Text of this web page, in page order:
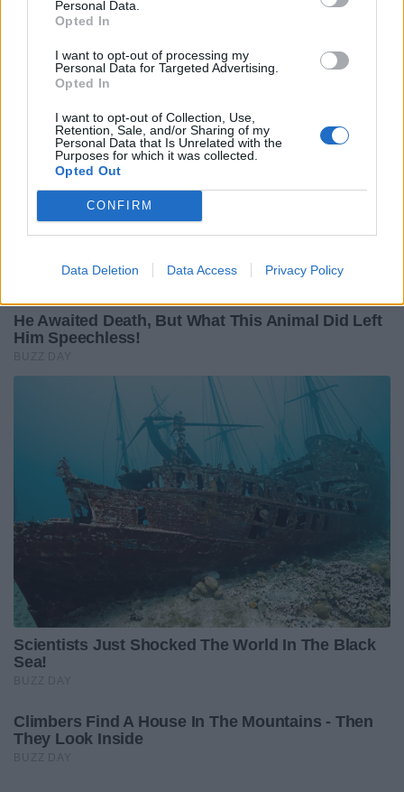
Personal Data.
Opted In
I want to opt-out of processing my
Personal Data for Targeted Advertising.
Opted In
I want to opt-out of Collection, Use,
Retention, Sale, and/or Sharing of my
Personal Data that Is Unrelated with the
Purposes for which it was collected.
Opted Out
CONFIRM
Data Deletion Data Access Privacy Policy